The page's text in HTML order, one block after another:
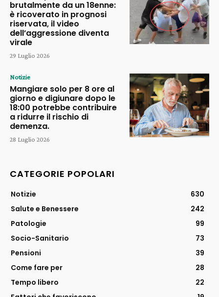
brutalmente da un 18enne:
è ricoverato in prognosi
riservata, il video
dell’aggressione diventa
virale
29 Luglio 2026
Notizie
Mangiare solo per 8 ore al
giorno e digiunare dopo le
18:00 potrebbe contribuire
a ridurre il rischio di
demenza.
28 Luglio 2026
CATEGORIE POPOLARI
Notizie
630
Salute e Benessere
242
Patologie
99
Socio-Sanitario
73
Pensioni
39
Come fare per
28
Tempo libero
22